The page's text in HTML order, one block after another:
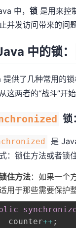
中，锁 是用来控
并发访问带来的问题
中的锁：
提供了几种常用的
这两者的“战斗”开
锁
是
：锁住方法或者锁
住方法：如果一个
用于那些需要保护
counter
++ ;